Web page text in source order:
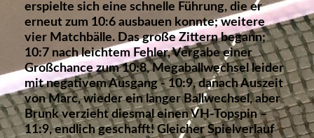
erspielte sich eine schnelle Führung, die er
erneut zum 10:6 ausbauen konnte; weitere
vier Matchbälle. Das große Zittern begann;
10:7 nach leichtem Fehler, Vergabe einer
Großchance zum 10:8, Megaballwechsel leider
mit negativem Ausgang - 10:9, danach Auszeit
von Marc, wieder ein langer Ballwechsel, aber
Brunk verzieht diesmal einen VH-Topspin –
11:9, endlich geschafft! Gleicher Spielverlauf